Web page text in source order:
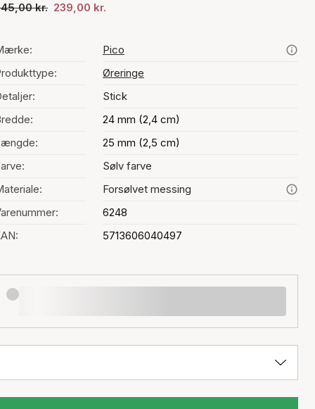
kr. 239,00 kr.
Pico
Øreringe
Stick
24 mm (2,4 cm)
25 mm (2,5 cm)
Sølv farve
Forsølvet messing
6248
5713606040497